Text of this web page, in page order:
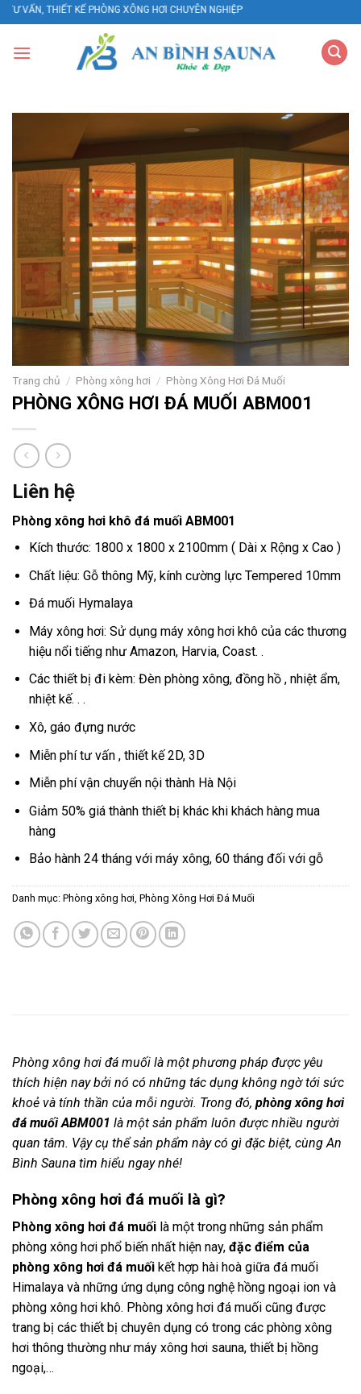
Skip
to
content
KẾ PHÒNG XÔNG HƠI CHUYÊN NGHIỆP
Trang chủ / Phòng xông hơi / Phòng Xông Hơi Đá Muối
PHÒNG XÔNG HƠI ĐÁ MUỐI ABM001
Liên hệ
Phòng xông hơi khô đá muối ABM001
Kích thước: 1800 x 1800 x 2100mm ( Dài x Rộng x Cao )
Chất liệu: Gỗ thông Mỹ, kính cường lực Tempered 10mm
Đá muối Hymalaya
Máy xông hơi: Sử dụng máy xông hơi khô của các thương
hiệu nổi tiếng như Amazon, Harvia, Coast. .
Các thiết bị đi kèm: Đèn phòng xông, đồng hồ , nhiệt ẩm,
nhiệt kế. . .
Xô, gáo đựng nước
Miễn phí tư vấn , thiết kế 2D, 3D
Miễn phí vận chuyển nội thành Hà Nội
Giảm 50% giá thành thiết bị khác khi khách hàng mua
hàng
Bảo hành 24 tháng với máy xông, 60 tháng đối với gỗ
Danh mục: Phòng xông hơi, Phòng Xông Hơi Đá Muối
Phòng xông hơi đá muối là một phương pháp được yêu
thích hiện nay bởi nó có những tác dụng không ngờ tới sức
khoẻ và tính thần của mỗi người. Trong đó, phòng xông hơi
đá muối ABM001 là một sản phẩm luôn được nhiều người
quan tâm. Vậy cụ thể sản phẩm này có gì đặc biệt, cùngAn
Bình Sauna tìm hiểu ngay nhé!
Phòng xông hơi đá muối là gì?
Phòng xông hơi đá muối là một trong những sản phẩm
phòng xông hơi phổ biến nhất hiện nay, đặc điểm của
phòng xông hơi đá muối kết hợp hài hoà giữa đá muối
Himalaya và những ứng dụng công nghệ hồng ngoại ion và
phòng xông hơi khô. Phòng xông hơi đá muối cũng được
trang bị các thiết bị chuyên dụng có trong các phòng xông
hơi thông thường như máy xông hơi sauna, thiết bị hồng
ngoại,…